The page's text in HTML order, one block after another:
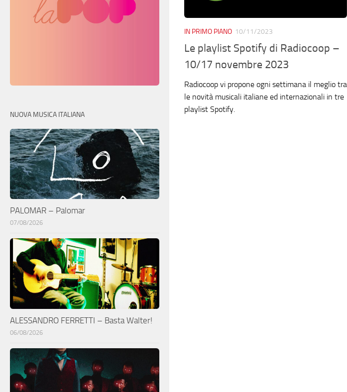
IN PRIMO PIANO 10/11/2023
Le playlist Spotify di Radiocoop –
10/17 novembre 2023
Radiocoop vi propone ogni settimana il meglio tra
le novità musicali italiane ed internazionali in tre
playlist Spotify.
NUOVA MUSICA ITALIANA
PALOMAR – Palomar
07/08/2026
ALESSANDRO FERRETTI – Basta Walter!
06/08/2026